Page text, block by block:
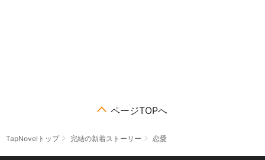
ページTOPへ
TapNovelトップ 完結の新着ストーリー 恋愛